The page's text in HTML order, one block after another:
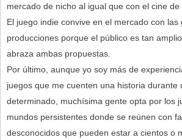
mercado de nicho al igual que con el cine de
El juego indie convive en el mercado con las
producciones porque el público es tan
abraza ambas propuestas.
Por último, aunque yo soy más de
juegos que me cuenten una historia durante
determinado, muchísima gente opta por los
mundos persistentes donde se reúnen con
desconocidos que pueden estar a cientos o